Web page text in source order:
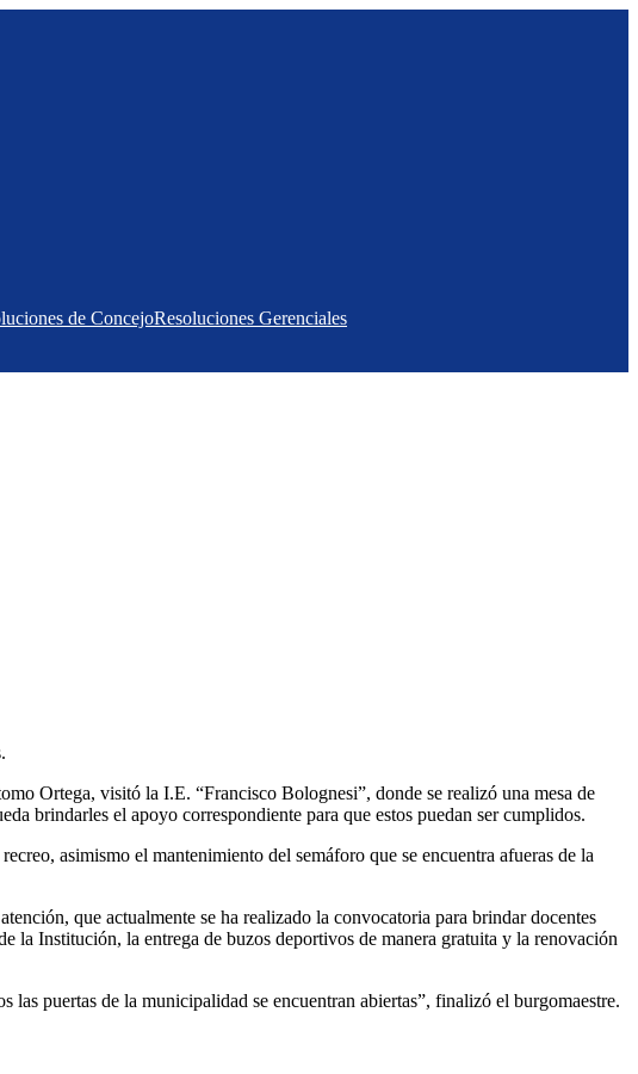
de ConcejoResoluciones Gerenciales
Ortega, visitó la I.E. “Francisco Bolognesi”, donde se realizó una mesa de
brindarles el apoyo correspondiente para que estos puedan ser cumplidos.
asimismo el mantenimiento del semáforo que se encuentra afueras de la
que actualmente se ha realizado la convocatoria para brindar docentes
la Institución, la entrega de buzos deportivos de manera gratuita y la renovación
puertas de la municipalidad se encuentran abiertas”, finalizó el burgomaestre.